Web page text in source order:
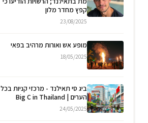
קפץ מחדר מלון
23/08/2025
מופע אש ואורות מרהיב בפאי
18/05/2025
ביג סי תאילנד - מרכזי קניות בכל
הערים | Big C in Thailand
24/05/2025